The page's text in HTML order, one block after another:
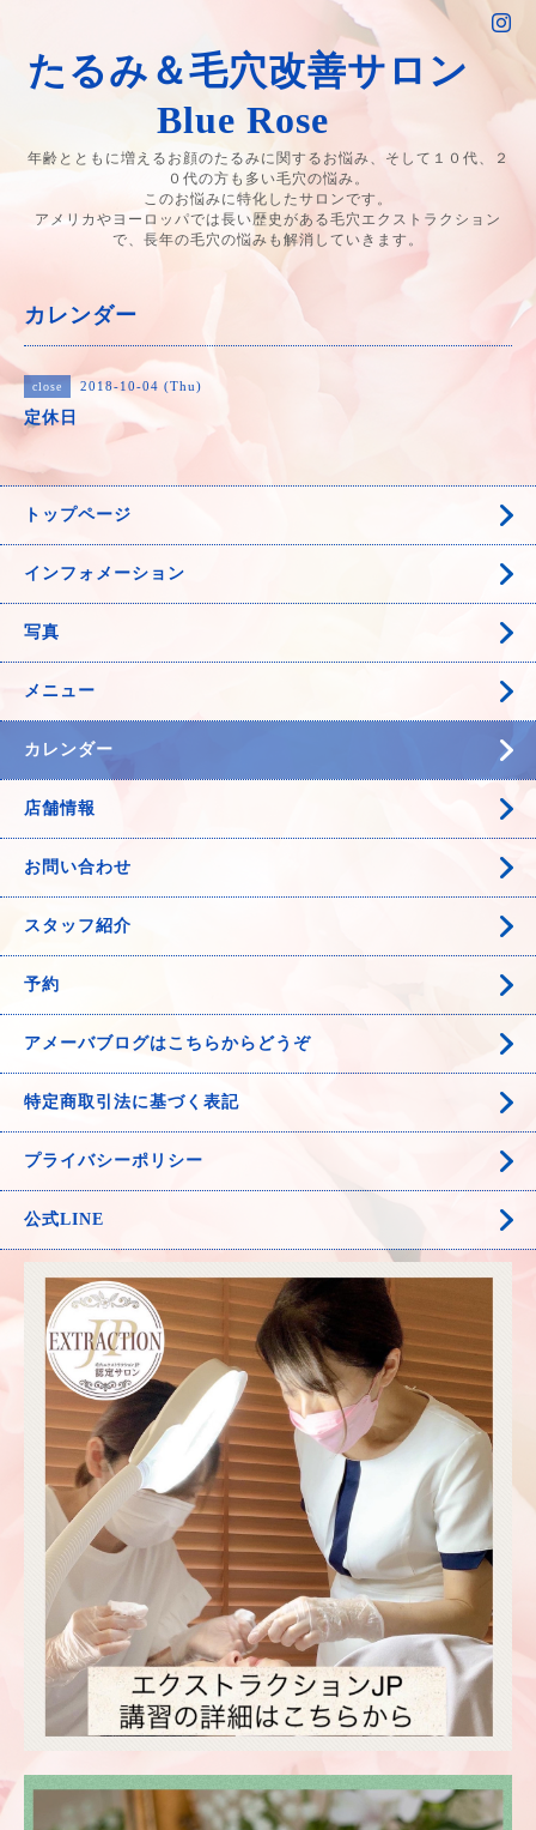
たるみ＆毛穴改善サロン
Blue Rose
年齢とともに増えるお顔のたるみに関するお悩み、そして１０代、２
０代の方も多い毛穴の悩み。
このお悩みに特化したサロンです。
アメリカやヨーロッパでは長い歴史がある毛穴エクストラクション
で、長年の毛穴の悩みも解消していきます。
カレンダー
close 2018-10-04 (Thu)
定休日
トップページ
インフォメーション
写真
メニュー
カレンダー
店舗情報
お問い合わせ
スタッフ紹介
予約
アメーバブログはこちらからどうぞ
特定商取引法に基づく表記
プライバシーポリシー
公式LINE